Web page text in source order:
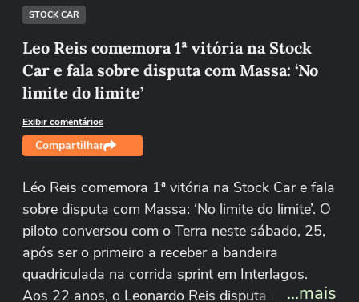
STOCK CAR
Leo Reis comemora 1ª vitória na Stock
Car e fala sobre disputa com Massa: ‘No
limite do limite’
Exibir comentários
Compartilhar
Léo Reis comemora 1ª vitória na Stock Car e fala
sobre disputa com Massa: ‘No limite do limite’. O
piloto conversou com o Terra neste sábado, 25,
após ser o primeiro a receber a bandeira
quadriculada na corrida sprint em Interlagos.
Aos 22 anos, o Leonardo Reis disputa a
...mais